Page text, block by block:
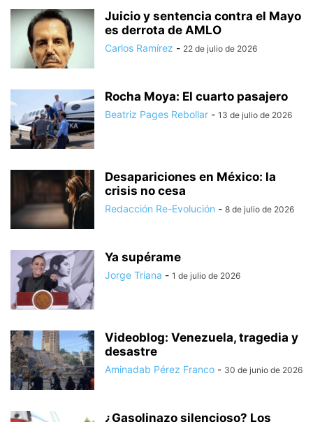
Juicio y sentencia contra el Mayo
es derrota de AMLO
Carlos Ramírez - 22 de julio de 2026
Rocha Moya: El cuarto pasajero
Beatriz Pages Rebollar - 13 de julio de 2026
Desapariciones en México: la
crisis no cesa
Redacción Re-Evolución - 8 de julio de 2026
Ya supérame
Jorge Triana - 1 de julio de 2026
Videoblog: Venezuela, tragedia y
desastre
Aminadab Pérez Franco - 30 de junio de 2026
¿Gasolinazo silencioso? Los